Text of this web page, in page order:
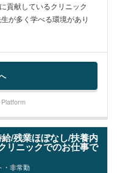
貢献しているクリニック
が多く学べる環境があり
/残業ほぼなし/扶養内
リニックでのお仕事で
・非常勤